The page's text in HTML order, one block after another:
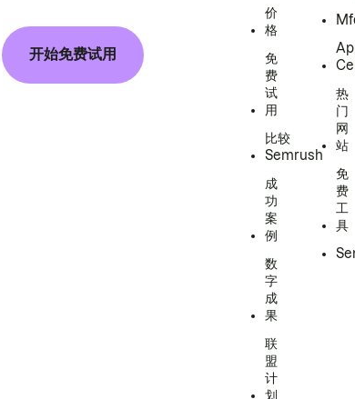
开始免费试用
价
格
免
费
试
用
比较
Semrush
成
功
案
例
数
字
成
果
联
盟
计
划
热
门
网
站
免
费
工
具